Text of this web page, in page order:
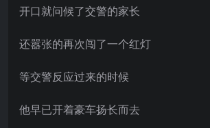
开口就问候了交警的家长
还嚣张的再次闯了一个红灯
等交警反应过来的时候
他早已开着豪车扬长而去